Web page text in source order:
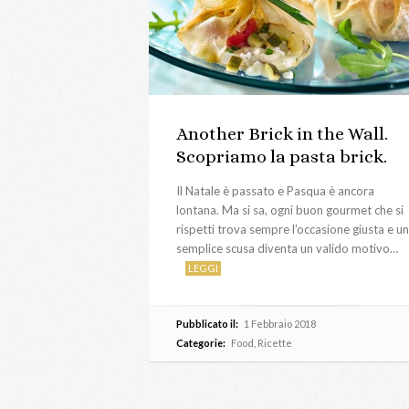
Another Brick in the Wall.
Scopriamo la pasta brick.
Il Natale è passato e Pasqua è ancora
lontana. Ma si sa, ogni buon gourmet che si
rispetti trova sempre l’occasione giusta e
semplice scusa diventa un valido motivo…
LEGGI
Pubblicato il: 1 Febbraio 2018
Categorie: Food Ricette